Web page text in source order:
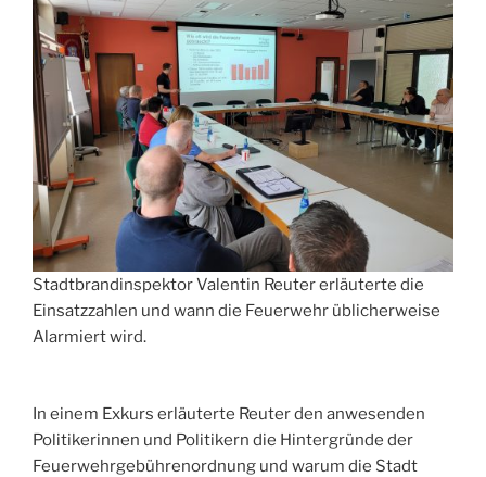
Stadtbrandinspektor Valentin Reuter erläuterte die
Einsatzzahlen und wann die Feuerwehr üblicherweise
Alarmiert wird.
In einem Exkurs erläuterte Reuter den anwesenden
Politikerinnen und Politikern die Hintergründe der
Feuerwehrgebührenordnung und warum die Stadt